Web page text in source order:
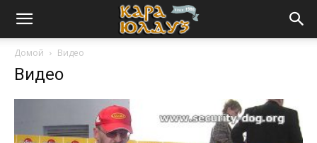
Домой Видео
Видео